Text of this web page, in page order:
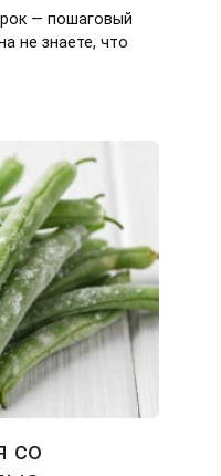
— пошаговый
не знаете, что
со